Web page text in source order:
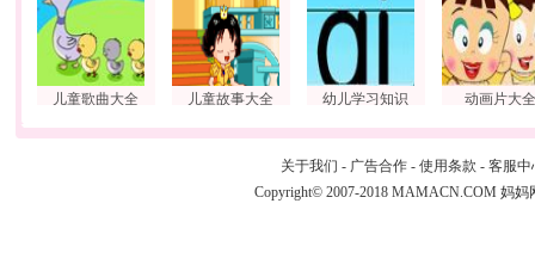
儿童歌曲大全 儿童故事大全 幼儿学习知识 动画片大全
关于我们 - 广告合作 - 使用条款 - 客服中
Copyright© 2007-2018 MAMACN.COM 妈妈